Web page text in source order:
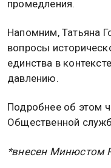
промедления.
Напомним, Татьяна
вопросы
единства в
давлению.
Подробнее об этом
Общественной
*внесен Минюстом